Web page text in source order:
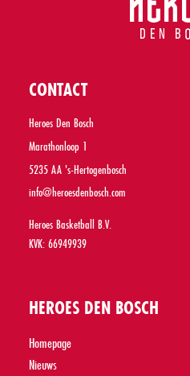
CONTACT
Heroes Den Bosch
Marathonloop 1
5235 AA 's-Hertogenbosch
info@heroesdenbosch.com
Heroes Basketball B.V.
KVK: 66949939
HEROES DEN BOSCH
Homepage
Nieuws